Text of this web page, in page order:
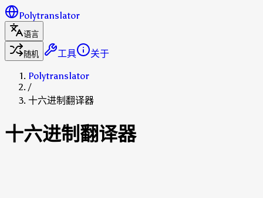
Polytranslator
语言
随机
工具
关于
Polytranslator
/
十六进制翻译器
十六进制翻译器